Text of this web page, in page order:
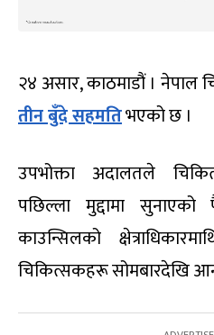
२४ असार, काठमाडौं ।
तीन बुँदे सहमतिभएको छ ।
उपभोक्ता अदालतले
पछिल्ला मुद्दामा
काउन्सिलको
चिकित्सकहरू सोमबारदेखि